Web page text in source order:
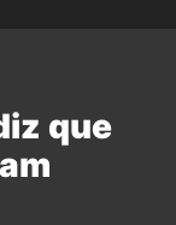
que